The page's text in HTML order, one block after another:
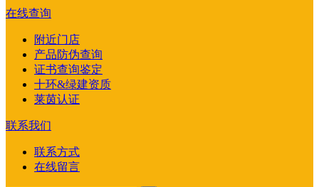
在线查询
附近门店
产品防伪查询
证书查询鉴定
十环&绿建资质
莱茵认证
联系我们
联系方式
在线留言